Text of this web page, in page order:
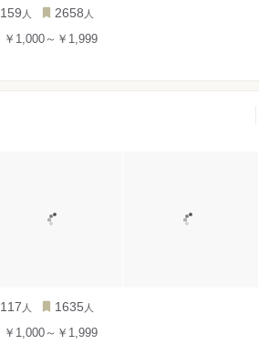
159 人 2658 人
￥1,000～￥1,999
117 人 1635 人
￥1,000～￥1,999